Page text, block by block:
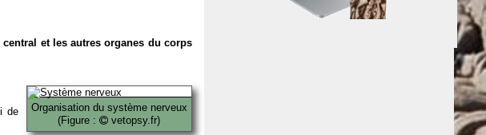
et les autres organes du corps
Organisation du système nerveux
(Figure :
vetopsy.fr)
de